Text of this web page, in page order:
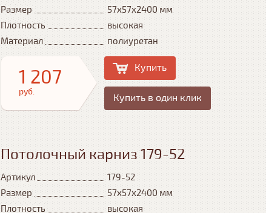
Размер
57x57x2400 мм
Плотность
высокая
Материал
полиуретан
1 207
руб.
Купить
Купить в один клик
Потолочный карниз 179-52
Артикул
179-52
Размер
57x57x2400 мм
Плотность
высокая